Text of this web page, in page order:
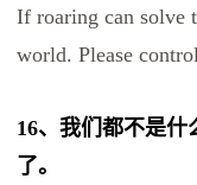
If roaring can solve
world. Please
16、我们都不是
了。